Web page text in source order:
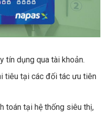
tín dụng qua tài khoản.
tiêu tại các đối tác ưu tiên
toán tại hệ thống siêu thị,